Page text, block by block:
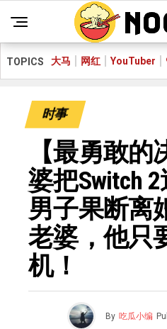
TOPICS 大马 网红 YouTuber
时事
【最勇敢
婆把Switch
男子果断离
老婆，他只
机！
By 吃瓜小编